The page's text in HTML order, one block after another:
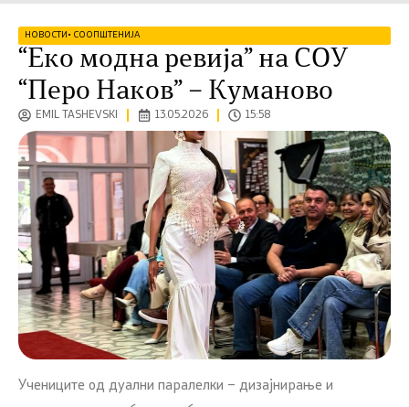
НОВОСТИ • СООПШТЕНИЈА
“Еко модна ревија” на СОУ
“Перо Наков” – Куманово
EMIL TASHEVSKI 13.05.2026 15:58
Учениците од дуални паралелки – дизајнирање и